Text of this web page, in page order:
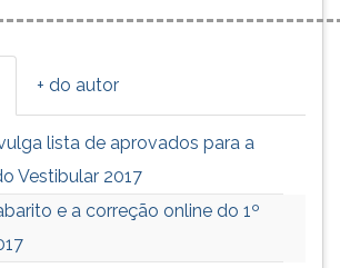
+ do autor
lista de aprovados para a
Vestibular 2017
e a correção online do 1º